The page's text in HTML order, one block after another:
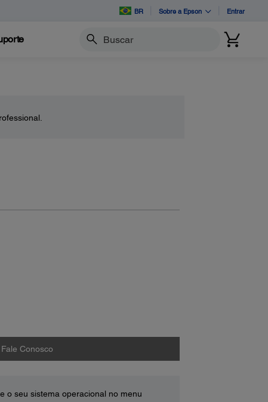
BR Sobre a Epson Entrar
Buscar
Fale Conosco
o seu sistema operacional no menu